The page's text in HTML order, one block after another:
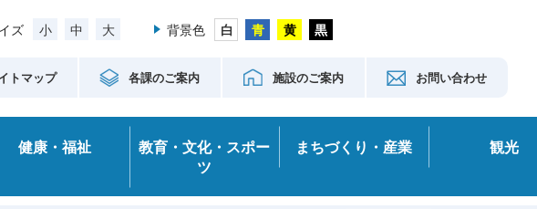
ズ 小 中 大 背景色
トマップ 各課のご案内 施設のご案内 お問い合わせ
健康・福祉
教育・文化・スポー
ツ
まちづくり・産業 観光